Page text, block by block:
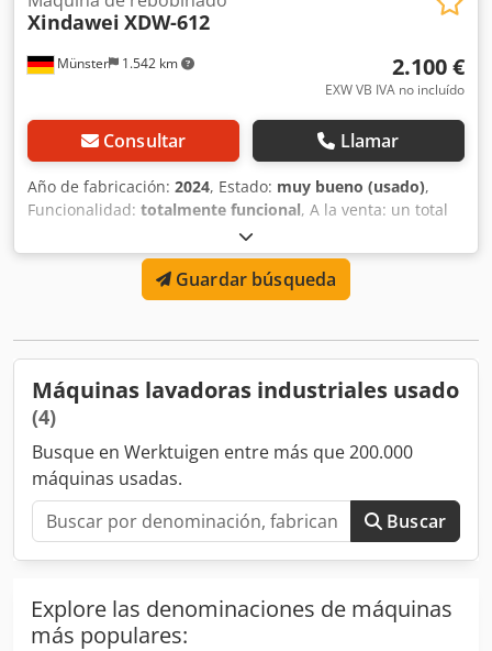
Münster 1.542 km
Xindawei XDW-612
2.100 €
EXW VB IVA no incluído
Consultar Llamar
Año de fabricación: 2024, Estado: muy bueno (usado),
Funcionalidad: totalmente funcional, A la venta: un total
de 5 máquinas devanadoras (modelo XDW-612, año de
fabricación 2024). Estas máquinas están especialmente
diseñadas para el rebobinado de hilo. Detalles: Cjdpfx
Aexqm Hcjk Hjrf - Modelo: XDW-612 - Año de fabricación:
Muy adecuadas para el procesamiento de hilo y textil -
entrega Las máquinas se pueden adquirir individualmente
o como paquete completo. Ideal para producciones
pequeñas y medianas o talleres que necesiten hilo en
diferentes formatos. Ubicación: Münster Precio: 2.100,00 €
– negociable por máquina Si está interesado o tiene
cualquier pregunta, no dude en contactarnos. Visitas
posibles previa cita.
Guardar búsqueda
Máquinas lavadoras industriales usado
(4)
Busque en Werktuigen entre más que 200.000
máquinas usadas.
Buscar
Explore las denominaciones de máquinas
más populares: